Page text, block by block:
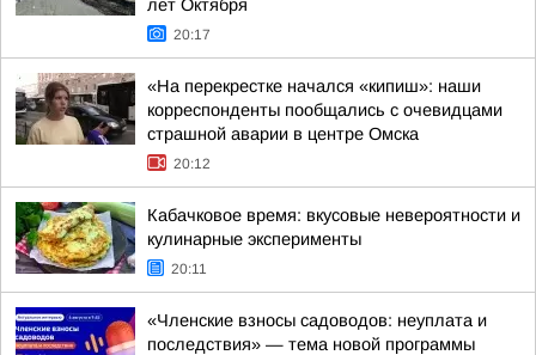
лет Октября
20:17
«На перекрестке начался «кипиш»: наши
корреспонденты пообщались с очевидцами
страшной аварии в центре Омска
20:12
Кабачковое время: вкусовые невероятности и
кулинарные эксперименты
20:11
«Членские взносы садоводов: неуплата и
последствия» — тема новой программы